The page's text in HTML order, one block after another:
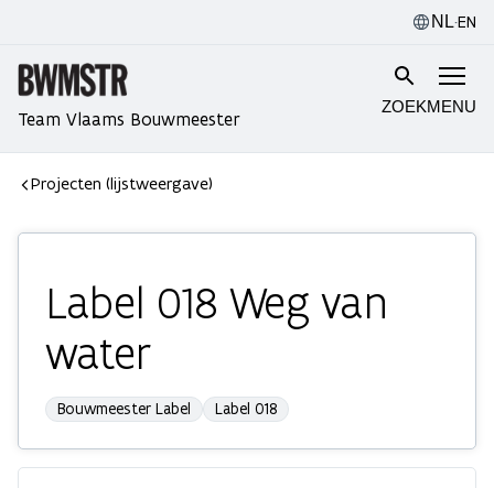
NL·EN
Team Vlaams Bouwmeester
ZOEKMENU
Projecten (lijstweergave)
Label 018 Weg van
water
Bouwmeester Label Label 018